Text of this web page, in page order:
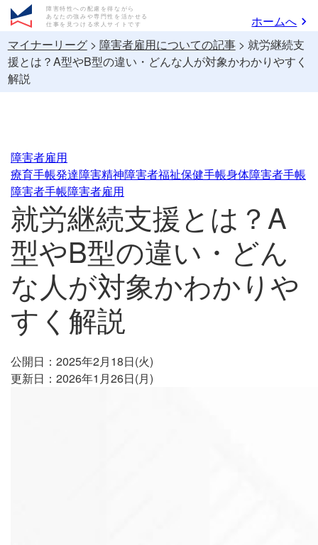
障害特性への配慮を得ながら
あなたの強みや専門性を活かせる
仕事を見つける求人サイトです
ホームへ
マイナーリーグ> 障害者雇用についての記事> 就労継続支
援とは？A型やB型の違い・どんな人が対象かわかりやすく
解説
障害者雇用
療育手帳発達障害精神障害者福祉保健手帳身体障害者手帳
障害者手帳障害者雇用
就労継続支援とは？A
型やB型の違い・どん
な人が対象かわかりや
すく解説
公開日：2025年2月18日(火)
更新日：2026年1月26日(月)